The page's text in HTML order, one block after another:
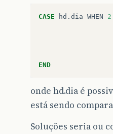
CASE hd . dia WHEN 2
END
onde hd.dia é
está sendo
Soluções seria ou